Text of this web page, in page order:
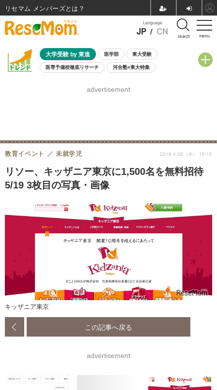
menu
Language
JP / CN search
大学受験 by 東進 医学部 東大受験
医専予備校徹底リサーチ 河合塾×東大特集
8月開催学校説明会・相談会
advertisement
リソー、キッザニア東京に1,500名を無料招待
5/19 3枚目の写真・画像
教育イベント 未就学児 2016.4.28（木） 15:15
キッザニア東京
この記事へ戻る
advertisement
リセマム メンバーズ